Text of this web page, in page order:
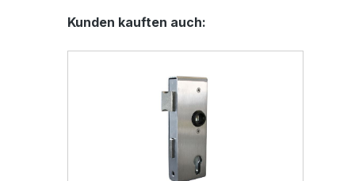
Produktgalerie überspringen
Kunden kauften auch: